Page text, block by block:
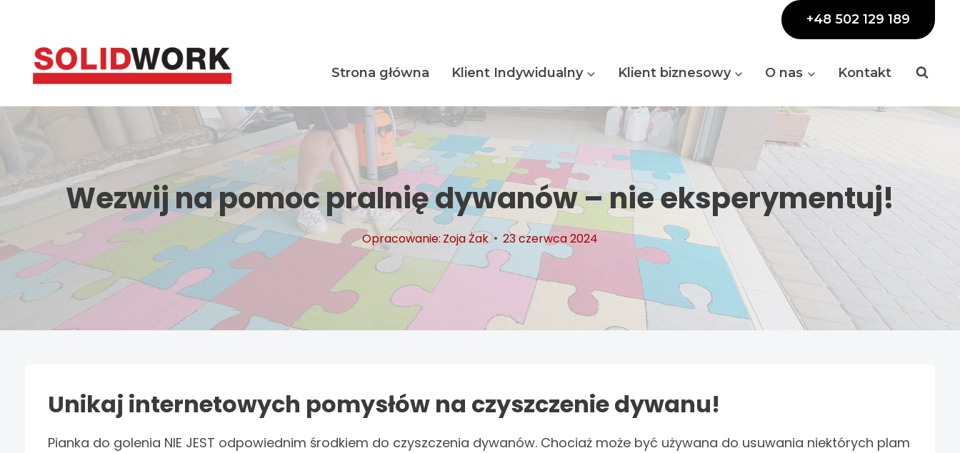
+48 502 129 189
Strona główna Klient Indywidualny Klient biznesowy O nas Kontakt
Wezwij na pomoc pralnię dywanów – nie eksperymentuj!
Opracowanie: Zoja Żak 23 czerwca 2024
Unikaj internetowych pomysłów na czyszczenie dywanu!
Pianka do golenia NIE JEST odpowiednim środkiem do czyszczenia dywanów. Chociaż może być używana do usuwania niektórych plam